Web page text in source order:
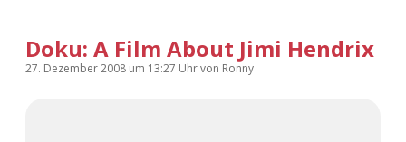
Doku: A Film About Jimi Hendrix
27. Dezember 2008 um 13:27 Uhrvon Ronny